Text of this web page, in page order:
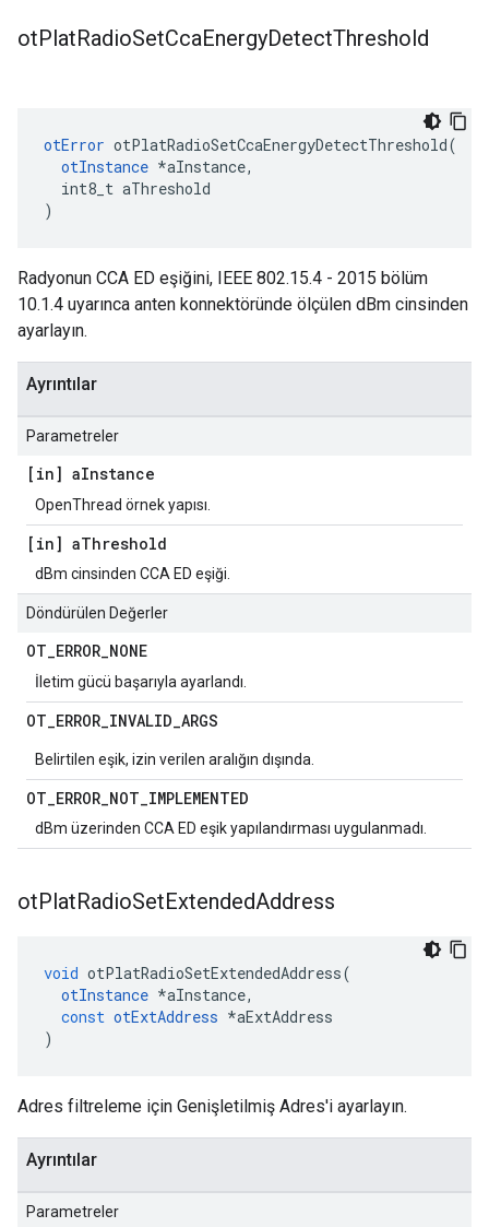
otPlatRadioSetCcaEnergyDetectThreshold
otError otPlatRadioSetCcaEnergyDetectThreshold(
otInstance *aInstance,
int8_t aThreshold
)
Radyonun CCA ED eşiğini, IEEE 802.15.4 - 2015 bölüm
10.1.4 uyarınca anten konnektöründe ölçülen dBm cinsinden
ayarlayın.
Ayrıntılar
Parametreler
[in] aInstance
OpenThread örnek yapısı.
[in] aThreshold
dBm cinsinden CCA ED eşiği.
Döndürülen Değerler
OT_ERROR_NONE
İletim gücü başarıyla ayarlandı.
OT_ERROR_INVALID_ARGS
Belirtilen eşik, izin verilen aralığın dışında.
OT_ERROR_NOT_IMPLEMENTED
dBm üzerinden CCA ED eşik yapılandırması uygulanmadı.
otPlatRadioSetExtendedAddress
void otPlatRadioSetExtendedAddress(
otInstance *aInstance,
const otExtAddress *aExtAddress
)
Adres filtreleme için Genişletilmiş Adres'i ayarlayın.
Ayrıntılar
Parametreler